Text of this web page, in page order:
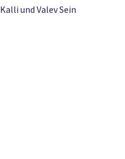
Kalli und Valev Sein